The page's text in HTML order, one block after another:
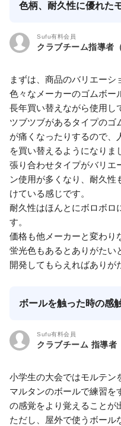
色柄、耐久性に優れた
Sufu有料会員
クラブチーム指導者
まずは、商品のバリエーシ
色々なメーカーのゴムボー
長年買い替えながら使用し
ツブツブがあるタイプのゴ
が痛くなったりするので、
を買い替えるようになりま
張り合わせタイプがバリエ
ン使用が多くなり、耐久性
けている感じです。
耐久性はほんとにボロボロ
す。
価格も他メーカーと変わり
蛍光色もあるとありがたい
開発してもらえればありが
ボールを触った時の感
Sufu有料会員
クラブチーム 指導者
小学生の大会ではモルテン
マルタンのボールで練習を
の感覚をより覚えることが
ただし、屋外で使うボール